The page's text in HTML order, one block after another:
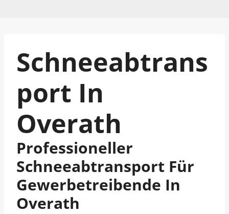
Schneeabtrans
Port In
Overath
Professioneller
Schneeabtransport Für
Gewerbetreibende In
Overath